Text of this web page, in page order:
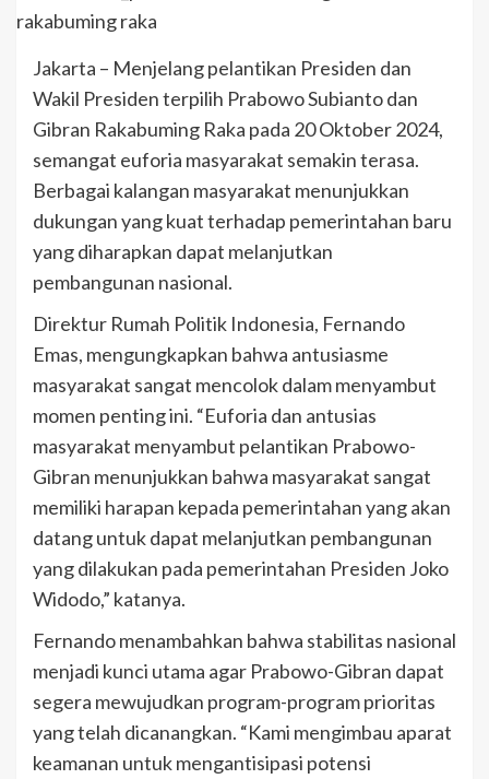
Jakarta – Menjelang pelantikan Presiden dan
Wakil Presiden terpilih Prabowo Subianto dan
Gibran Rakabuming Raka pada 20 Oktober 2024,
semangat euforia masyarakat semakin terasa.
Berbagai kalangan masyarakat menunjukkan
dukungan yang kuat terhadap pemerintahan baru
yang diharapkan dapat melanjutkan
pembangunan nasional.
Direktur Rumah Politik Indonesia, Fernando
Emas, mengungkapkan bahwa antusiasme
masyarakat sangat mencolok dalam menyambut
momen penting ini. “Euforia dan antusias
masyarakat menyambut pelantikan Prabowo-
Gibran menunjukkan bahwa masyarakat sangat
memiliki harapan kepada pemerintahan yang akan
datang untuk dapat melanjutkan pembangunan
yang dilakukan pada pemerintahan Presiden Joko
Widodo,” katanya.
Fernando menambahkan bahwa stabilitas nasional
menjadi kunci utama agar Prabowo-Gibran dapat
segera mewujudkan program-program prioritas
yang telah dicanangkan. “Kami mengimbau aparat
keamanan untuk mengantisipasi potensi